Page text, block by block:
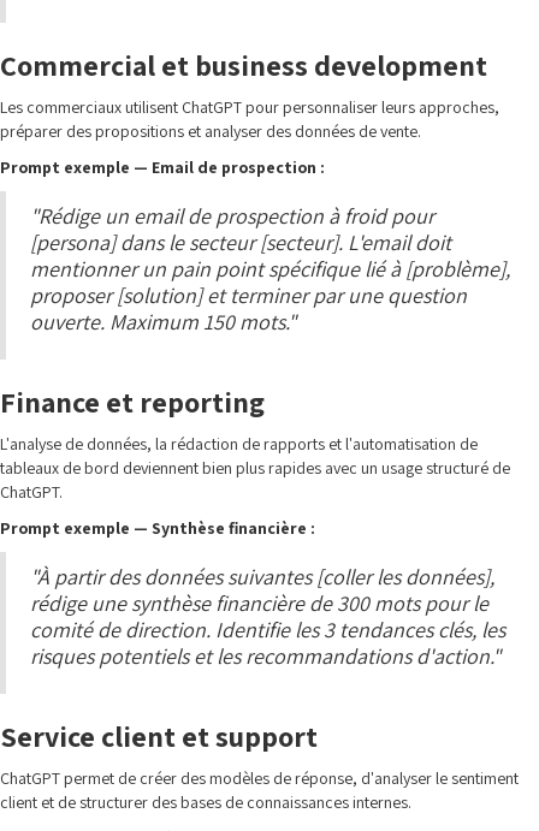
Commercial et business development
Les commerciaux utilisent ChatGPT pour personnaliser leurs approches,
préparer des propositions et analyser des données de vente.
Prompt exemple — Email de prospection :
"Rédige un email de prospection à froid pour
[persona] dans le secteur [secteur]. L'email doit
mentionner un pain point spécifique lié à [problème],
proposer [solution] et terminer par une question
ouverte. Maximum 150 mots."
Finance et reporting
L'analyse de données, la rédaction de rapports et l'automatisation de
tableaux de bord deviennent bien plus rapides avec un usage structuré de
ChatGPT.
Prompt exemple — Synthèse financière :
"À partir des données suivantes [coller les données],
rédige une synthèse financière de 300 mots pour le
comité de direction. Identifie les 3 tendances clés, les
risques potentiels et les recommandations d'action."
Service client et support
ChatGPT permet de créer des modèles de réponse, d'analyser le sentiment
client et de structurer des bases de connaissances internes.